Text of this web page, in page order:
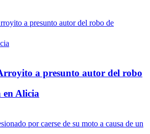
a presunto autor del robo
en Alicia